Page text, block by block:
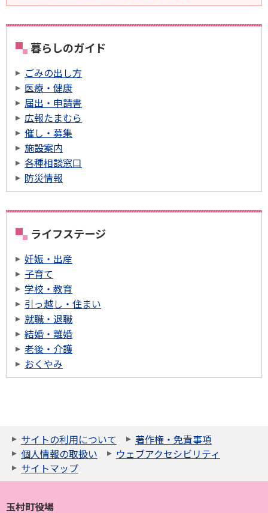
暮らしのガイド
ごみの出し方
医療・健康
届出・申請書
広報たまむら
催し・募集
施設案内
各種相談窓口
防災情報
ライフステージ
妊娠・出産
子育て
学校・教育
引っ越し・住まい
就職・退職
結婚・離婚
老後・介護
おくやみ
サイトの利用について
著作権・免責事項
個人情報の取扱い
ウェブアクセシビリティ
サイトマップ
玉村町役場